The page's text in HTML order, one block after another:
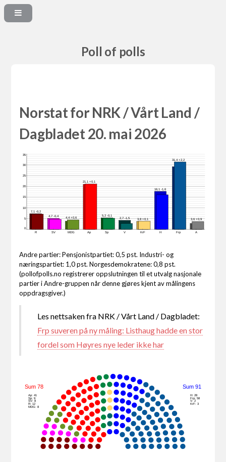
Poll of polls
Norstat for NRK / Vårt Land /
Dagbladet 20. mai 2026
7,1 -0,2
4,7 -0,4
4,4 +0,6
21,1 +0,1
5,2 -0,1
2,7 -1,5 3,8 +0,1
16,1 -1,6
31,4 +2,2
3,6 +0,9
R SV MDG Ap Sp V KrF H Frp A
0
5
10
15
20
25
30
35
Andre partier: Pensjonistpartiet: 0,5 pst. Industri- og
næringspartiet: 1,0 pst. Norgesdemokratene: 0,8 pst.
(pollofpolls.no registrerer oppslutningen til et utvalg nasjonale
partier i Andre-gruppen når denne gjøres kjent av målingens
oppdragsgiver.)
Les nettsaken fra NRK / Vårt Land / Dagbladet:
Frp suveren på ny måling: Listhaug hadde en stor
fordel som Høyres nye leder ikke har
Sum 78
Ap: 41
Sp: 9
SV: 8
R: 12
MDG: 8
Sum 91
H: 28
Frp: 58
V: 2
KrF: 3